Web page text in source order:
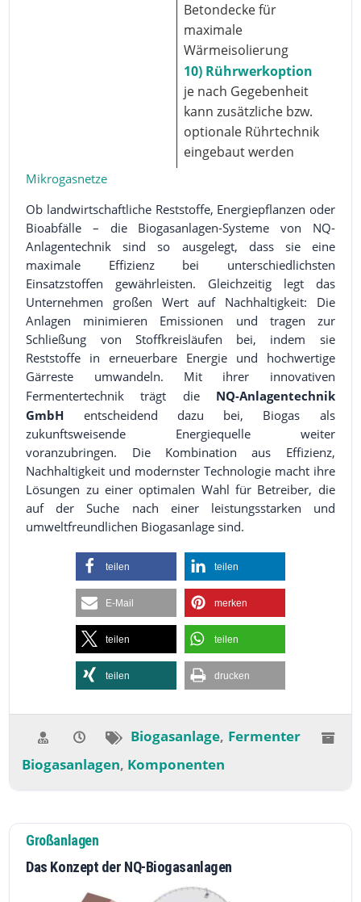
Betondecke für
maximale
Wärmeisolierung
10) Rührwerkoption
je nach Gegebenheit
kann zusätzliche bzw.
optionale Rührtechnik
eingebaut werden
Mikrogasnetze
Ob landwirtschaftliche Reststoffe, Energiepflanzen oder
Bioabfälle – die Biogasanlagen-Systeme von NQ-
Anlagentechnik sind so ausgelegt, dass sie eine
maximale Effizienz bei unterschiedlichsten
Einsatzstoffen gewährleisten. Gleichzeitig legt das
Unternehmen großen Wert auf Nachhaltigkeit: Die
Anlagen minimieren Emissionen und tragen zur
Schließung von Stoffkreisläufen bei, indem sie
Reststoffe in erneuerbare Energie und hochwertige
Gärreste umwandeln. Mit ihrer innovativen
Fermentertechnik trägt die NQ-Anlagentechnik
GmbH entscheidend dazu bei, Biogas als
zukunftsweisende Energiequelle weiter
voranzubringen. Die Kombination aus Effizienz,
Nachhaltigkeit und modernster Technologie macht ihre
Lösungen zu einer optimalen Wahl für Betreiber, die
auf der Suche nach einer leistungsstarken und
umweltfreundlichen Biogasanlage sind.
teilen teilen
E-Mail merken
teilen teilen
teilen drucken
Biogasanlage, Fermenter
Biogasanlagen, Komponenten
Großanlagen
Das Konzept der NQ-Biogasanlagen